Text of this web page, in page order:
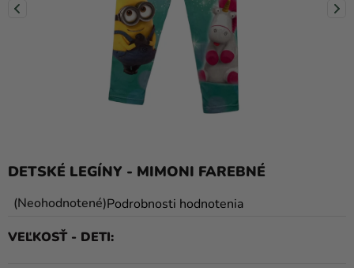
Oblečenie
DETSKÉ LEGÍNY - MIMONI FAREBNÉ
Priemerné
produktu
NeohodnotenéPodrobnosti hodnotenia
VEĽKOSŤ - DETI